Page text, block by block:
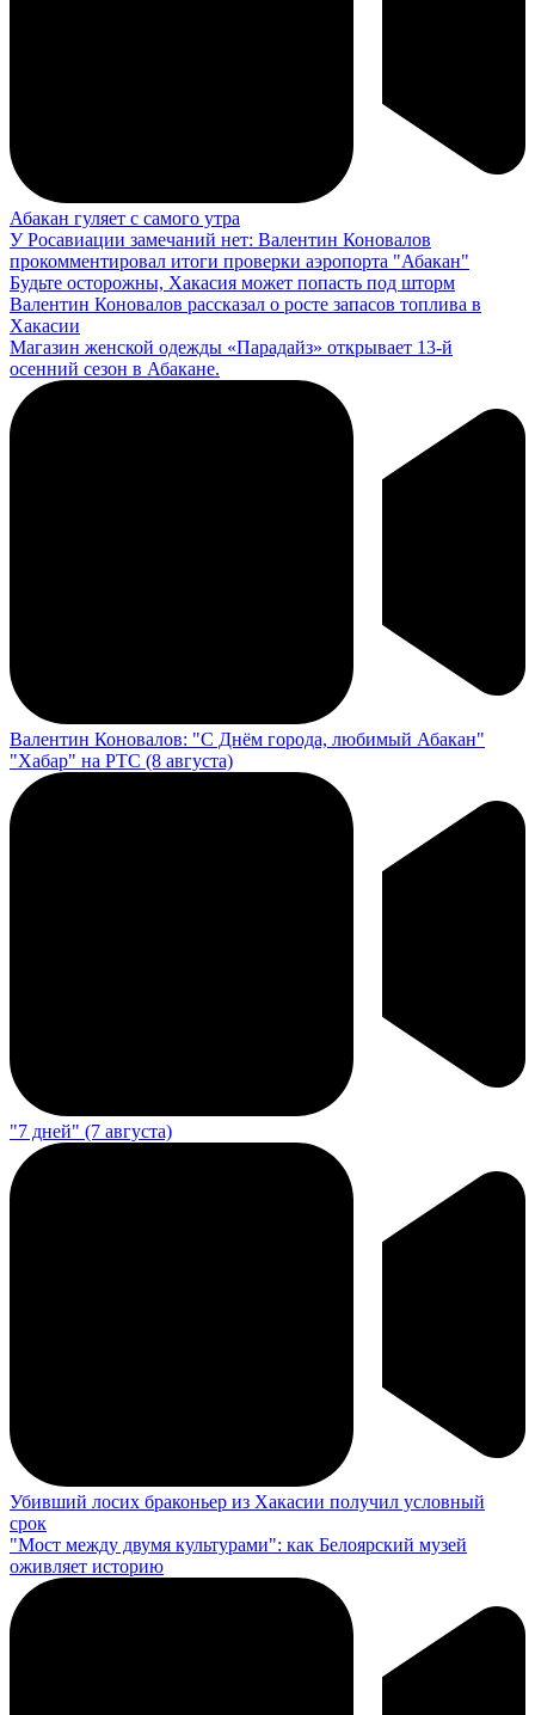
Абакан гуляет с самого утра
У Росавиации замечаний нет: Валентин Коновалов
прокомментировал итоги проверки аэропорта "Абакан"
Будьте осторожны, Хакасия может попасть под шторм
Валентин Коновалов рассказал о росте запасов топлива в
Хакасии
Магазин женской одежды «Парадайз» открывает 13-й
осенний сезон в Абакане.
Валентин Коновалов: "С Днём города, любимый Абакан"
"Хабар" на РТС (8 августа)
"7 дней" (7 августа)
Убивший лосих браконьер из Хакасии получил условный
срок
"Мост между двумя культурами": как Белоярский музей
оживляет историю